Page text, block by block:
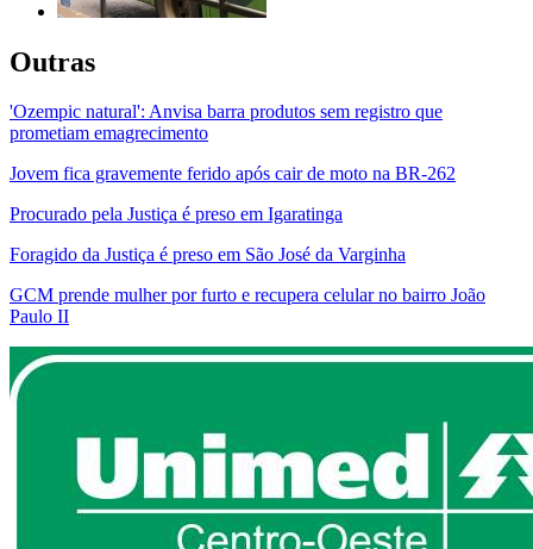
Outras
'Ozempic natural': Anvisa barra produtos sem registro que
prometiam emagrecimento
Jovem fica gravemente ferido após cair de moto na BR-262
Procurado pela Justiça é preso em Igaratinga
Foragido da Justiça é preso em São José da Varginha
GCM prende mulher por furto e recupera celular no bairro João
Paulo II